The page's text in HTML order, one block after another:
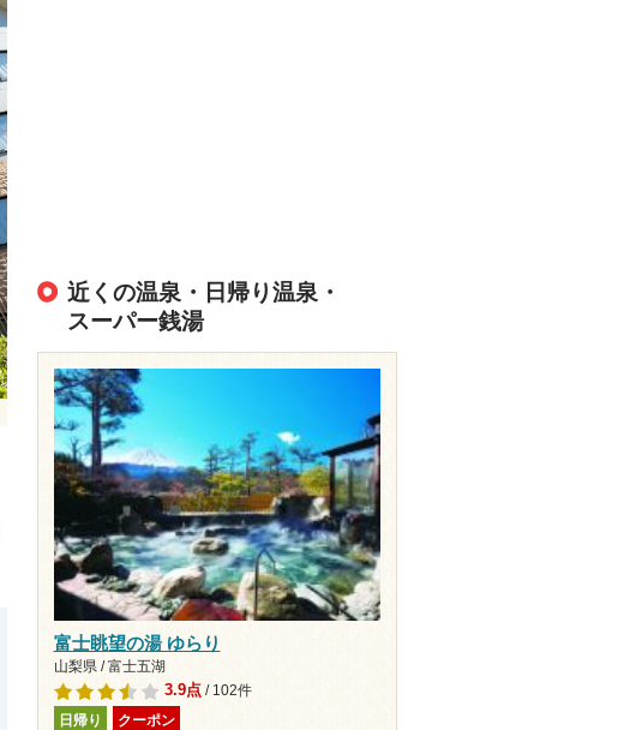
https://travel.rakuten.co.jp/HOTEL/14966/
近くの温泉・日帰り温泉・
スーパー銭湯
富士眺望の湯 ゆらり
山梨県 / 富士五湖
3.9点/ 102件
日帰り クーポン